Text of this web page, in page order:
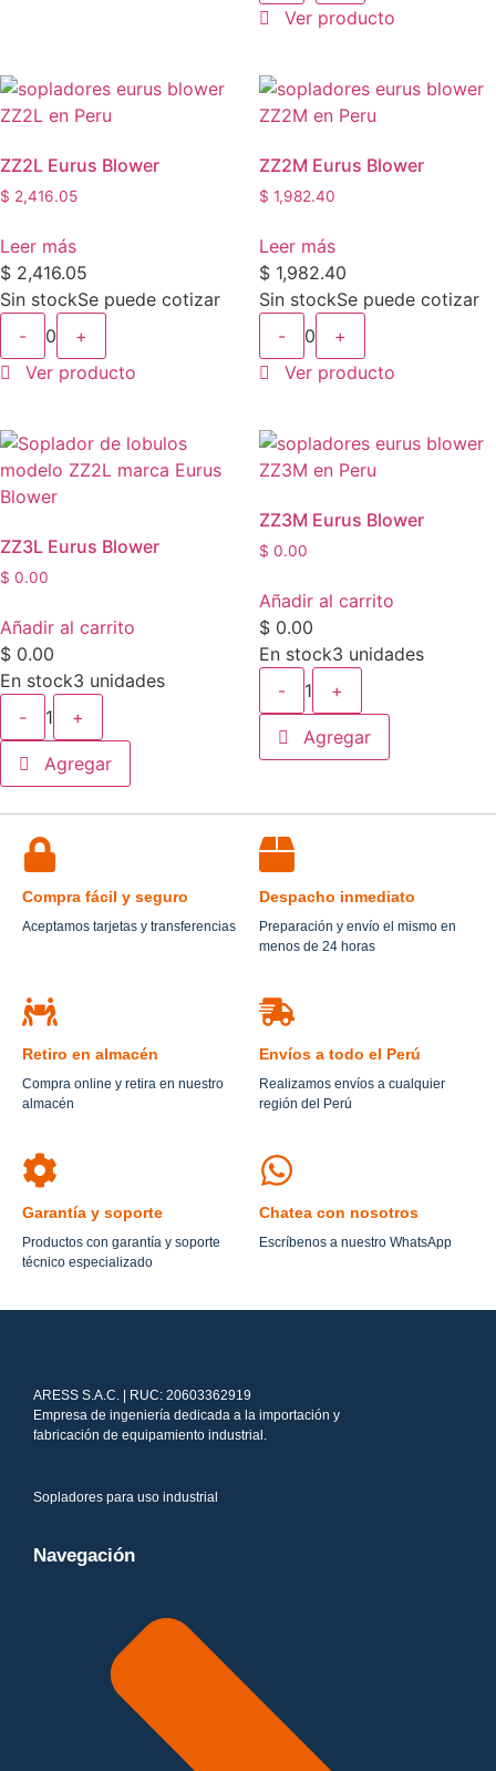
Ver producto
ZZ2L Eurus Blower
$ 2,416.05
Leer más
$ 2,416.05
Sin stockSe puede cotizar
-
0
+
Ver producto
ZZ2M Eurus Blower
$ 1,982.40
Leer más
$ 1,982.40
Sin stockSe puede cotizar
-
0
+
Ver producto
ZZ3L Eurus Blower
$ 0.00
Añadir al carrito
$ 0.00
En stock3 unidades
-
1 +
Agregar
ZZ3M Eurus Blower
$ 0.00
Añadir al carrito
$ 0.00
En stock3 unidades
-
1 +
Agregar
Compra fácil y seguro
Aceptamos tarjetas y transferencias
Despacho inmediato
Preparación y envío el mismo en
menos de 24 horas
Retiro en almacén
Compra online y retira en nuestro
almacén
Envíos a todo el Perú
Realizamos envíos a cualquier
región del Perú
Garantía y soporte
Productos con garantía y soporte
técnico especializado
Chatea con nosotros
Escríbenos a nuestro WhatsApp
ARESS S.A.C. | RUC: 20603362919
Empresa de ingeniería dedicada a la importación y
fabricación de equipamiento industrial.
Sopladores para uso industrial
Navegación